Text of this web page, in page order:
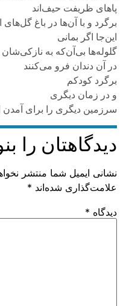
پاهای ظریفت حیف‌اند
برگرد و با آن‌ها در باغ‌
این‌جا اگر بمانی
گلوله‌ها بی‌آن‌که به نازکی‌شان
در آن دندان فرو می‌کنند
برگرد کودکم
و در زمان دیگری
سرزمین دیگری را برای آمدن
دیدگاهتان را
نشانی ایمیل شما منتشر
علامت‌گذاری شده‌اند *
دیدگاه *